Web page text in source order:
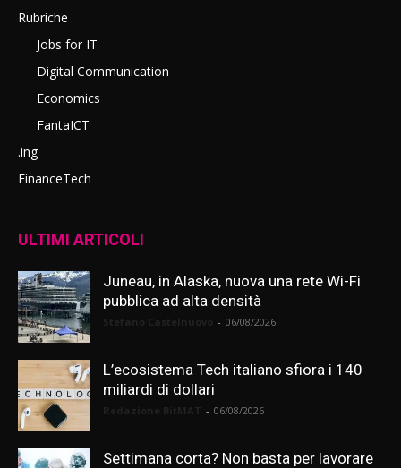
Rubriche
Jobs for IT
Digital Communication
Economics
FantaICT
.ing
FinanceTech
ULTIMI ARTICOLI
Juneau, in Alaska, nuova una rete Wi-Fi
pubblica ad alta densità
- 06/08/2026
L’ecosistema Tech italiano sfiora i 140
miliardi di dollari
- 06/08/2026
Settimana corta? Non basta per lavorare